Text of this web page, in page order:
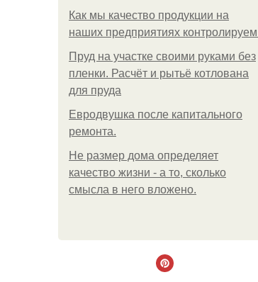
Как мы качество продукции на
наших предприятиях
Пруд на участке своими руками без
пленки. Расчёт и рытьё котлована
для пруда
Евродвушка после капитального
ремонта.
Не размер дома определяет
качество жизни - а то, сколько
смысла в него вложено.